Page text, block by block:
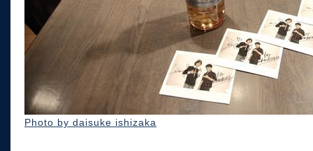
Photo by daisuke ishizaka